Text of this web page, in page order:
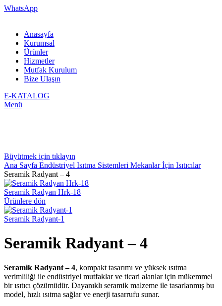
WhatsApp
Anasayfa
Kurumsal
Ürünler
Hizmetler
Mutfak Kurulum
Bize Ulaşın
E-KATALOG
Menü
Büyütmek için tıklayın
Ana Sayfa Endüstriyel Isıtma Sistemleri Mekanlar İçin Isıtıcılar
Seramik Radyant – 4
Seramik Radyan Hrk-18
Ürünlere dön
Seramik Radyant-1
Seramik Radyant – 4
Seramik Radyant – 4, kompakt tasarımı ve yüksek ısıtma
verimliliği ile endüstriyel mutfaklar ve ticari alanlar için mükemmel
bir ısıtıcı çözümüdür. Dayanıklı seramik malzeme ile tasarlanmış bu
model, hızlı ısıtma sağlar ve enerji tasarrufu sunar.